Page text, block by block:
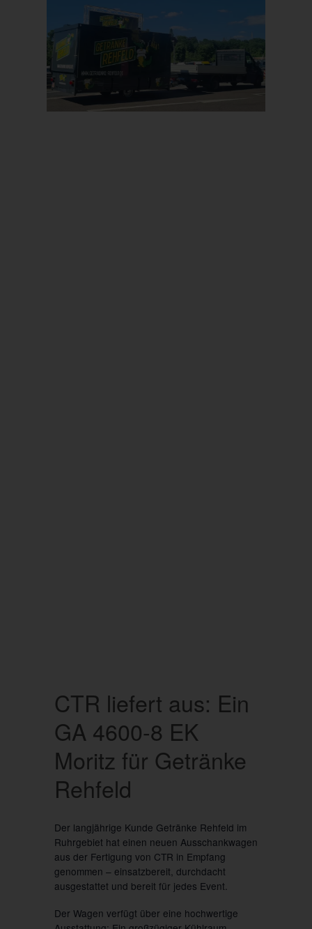
Prev Next
CTR liefert aus: Ein
GA 4600-8 EK
Moritz für Getränke
Rehfeld
Der langjährige Kunde Getränke Rehfeld im
Ruhrgebiet hat einen neuen Ausschankwagen
aus der Fertigung von CTR in Empfang
genommen – einsatzbereit, durchdacht
ausgestattet und bereit für jedes Event.
Der Wagen verfügt über eine hochwertige